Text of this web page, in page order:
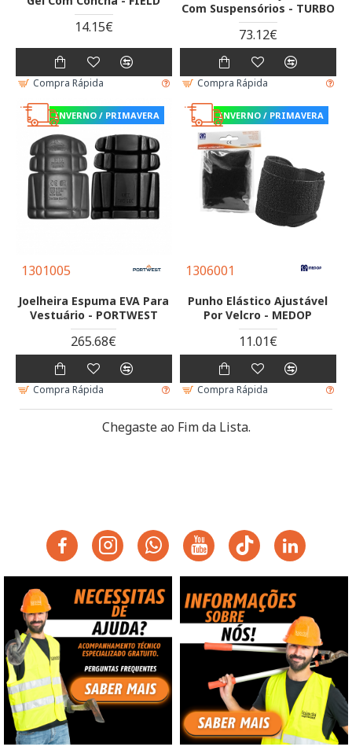
14.15€
Compra Rápida
Com Suspensórios - TURBO
73.12€
Compra Rápida
INVERNO / PRIMAVERA
1301005
Joelheira Espuma EVA Para
Vestuário - PORTWEST
265.68€
Compra Rápida
INVERNO / PRIMAVERA
1306001
Punho Elástico Ajustável
Por Velcro - MEDOP
11.01€
Compra Rápida
Chegaste ao Fim da Lista.